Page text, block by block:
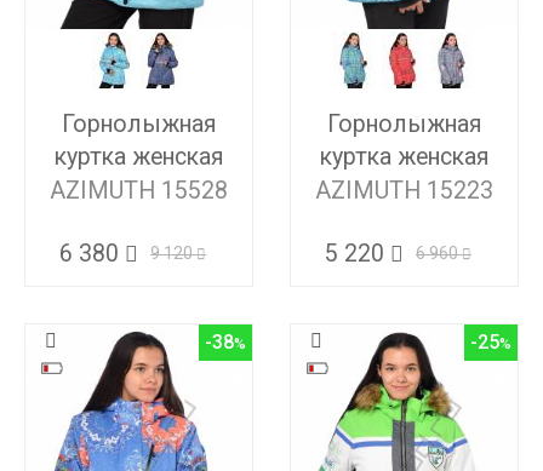
Горнолыжная
куртка женская
AZIMUTH 15528
6 380 9 120
Горнолыжная
куртка женская
AZIMUTH 15223
5 220 6 960
-38 -25